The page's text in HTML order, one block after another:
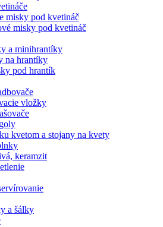
misky pod kvetináč
misky pod kvetináč
a minihrantíky
na hrantíky
pod hrantík
vložky
kvetom a stojany na kvety
keramzit
a šálky